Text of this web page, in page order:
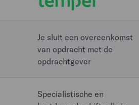
Je sluit een overeenkomst
van opdracht met de
opdrachtgever
Specialistische en